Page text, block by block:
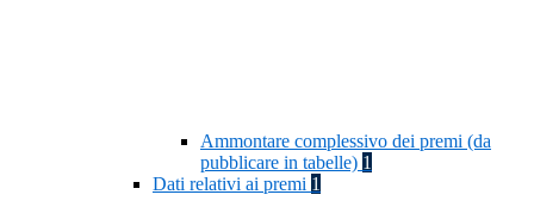
Ammontare complessivo dei premi (da
pubblicare in tabelle) 1
Dati relativi ai premi 1